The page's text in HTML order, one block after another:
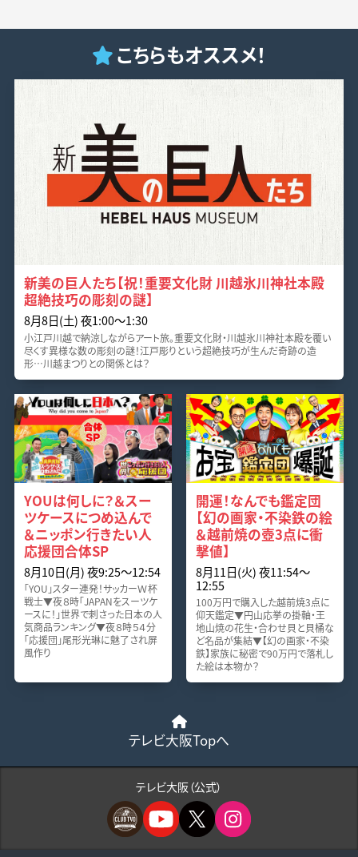
こちらもオススメ！
新美の巨人たち【祝！重要文化財 川越氷川神社本殿
超絶技巧の彫刻の謎】
8月8日(土) 夜1:00〜1:30
小江戸川越で納涼しながらアート旅。重要文化財・川越氷川神社本殿を覆い
尽くす異様な数の彫刻の謎！江戸彫りという超絶技巧が生んだ奇跡の造
形…川越まつりとの関係とは？
YOUは何しに？＆スー
ツケースにつめ込んで
＆ニッポン行きたい人
応援団合体SP
8月10日(月) 夜9:25〜12:54
「YOU」スター連発！サッカーＷ杯
戦士▼夜８時「JAPANをスーツケ
ースに！」世界で刺さった日本の人
気商品ランキング▼夜８時５４分
「応援団」尾形光琳に魅了され屏
風作り
開運！なんでも鑑定団
【幻の画家・不染鉄の絵
＆越前焼の壺3点に衝
撃値】
8月11日(火) 夜11:54〜
12:55
100万円で購入した越前焼3点に
仰天鑑定▼円山応挙の掛軸・王
地山焼の花生・合わせ貝と貝桶な
ど名品が集結▼【幻の画家・不染
鉄】家族に秘密で90万円で落札し
た絵は本物か？
テレビ大阪Topへ
テレビ大阪（公式）